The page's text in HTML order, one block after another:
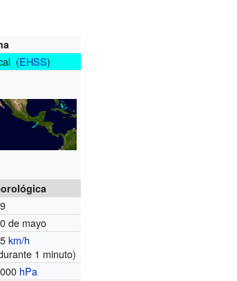
(EHSS)
de mayo
km/h
1 minuto)
hPa